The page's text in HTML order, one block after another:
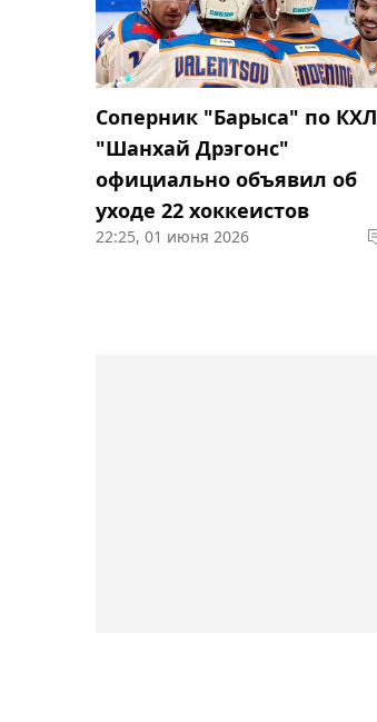
Соперник "Барыса" по КХЛ
"Шанхай Дрэгонс"
официально объявил об
уходе 22 хоккеистов
22:25, 01 июня 2026